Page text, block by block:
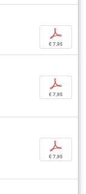
p
€ 7,95
p
€ 7,95
p
€ 7,95